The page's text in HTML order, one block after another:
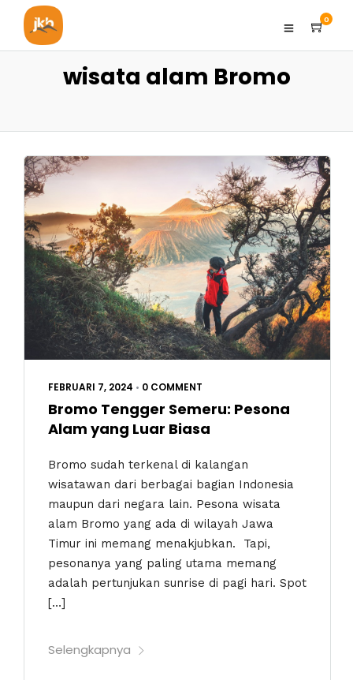
0
wisata alam Bromo
FEBRUARI 7, 2024 • 0 COMMENT
Bromo Tengger Semeru: Pesona
Alam yang Luar Biasa
Bromo sudah terkenal di kalangan
wisatawan dari berbagai bagian Indonesia
maupun dari negara lain. Pesona wisata
alam Bromo yang ada di wilayah Jawa
Timur ini memang menakjubkan. Tapi,
pesonanya yang paling utama memang
adalah pertunjukan sunrise di pagi hari. Spot
[…]
Selengkapnya